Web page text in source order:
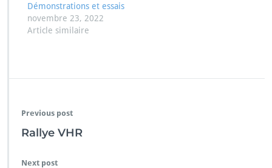
Démonstrations et essais
novembre 23, 2022
Article similaire
Previous post
Rallye VHR
Next post